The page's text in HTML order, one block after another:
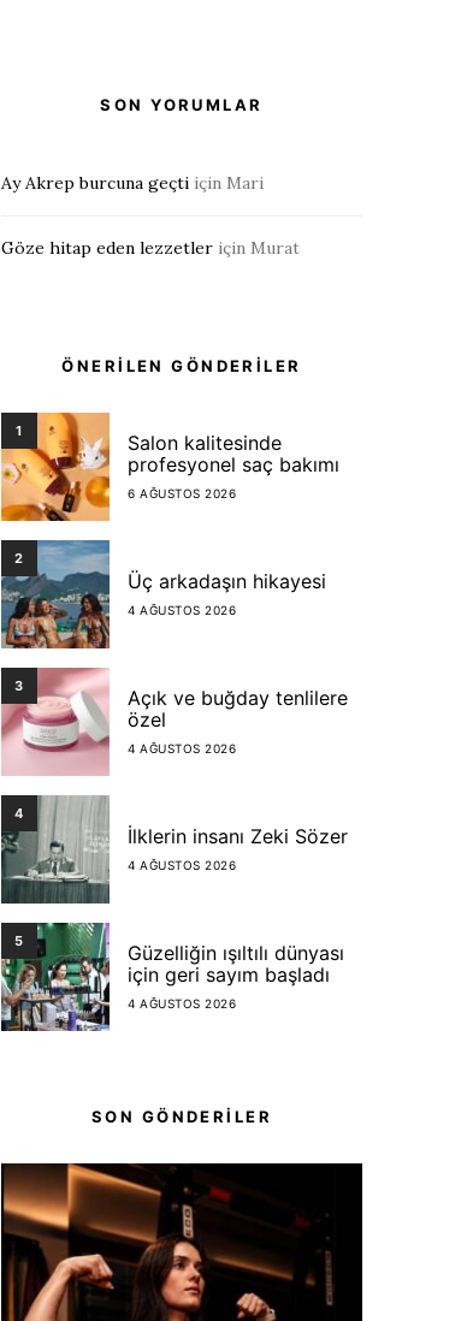
SON YORUMLAR
Ay Akrep burcuna geçti için Mari
Göze hitap eden lezzetler için Murat
ÖNERİLEN GÖNDERİLER
1
Salon kalitesinde
profesyonel saç bakımı
6 AĞUSTOS 2026
2
Üç arkadaşın hikayesi
4 AĞUSTOS 2026
3
Açık ve buğday tenlilere
özel
4 AĞUSTOS 2026
4
İlklerin insanı Zeki Sözer
4 AĞUSTOS 2026
5
Güzelliğin ışıltılı dünyası
için geri sayım başladı
4 AĞUSTOS 2026
SON GÖNDERİLER